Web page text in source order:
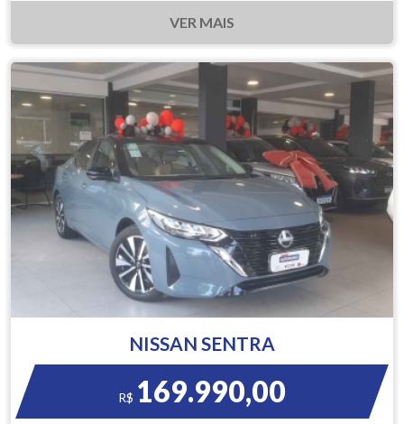
VER MAIS
NISSAN SENTRA
R$ 169.990,00